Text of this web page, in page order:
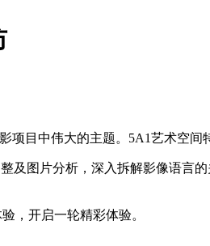
目中伟大的主题。5A1艺术空间
及图片分析，深入拆解影像语言
，开启一轮精彩体验。